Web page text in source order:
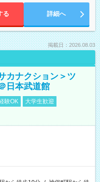
る 詳細へ
掲載日：2026.08.03
カナクション＞ツ
日本武道館
験OK
大学生歓迎